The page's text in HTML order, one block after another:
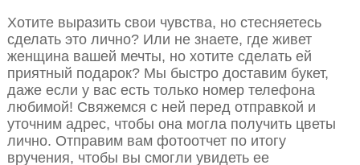
Хотите выразить свои чувства, но стесняетесь
сделать это лично? Или не знаете, где живет
женщина вашей мечты, но хотите сделать ей
приятный подарок? Мы быстро доставим букет,
даже если у вас есть только номер телефона
любимой! Свяжемся с ней перед отправкой и
уточним адрес, чтобы она могла получить цветы
лично. Отправим вам фотоотчет по итогу
вручения, чтобы вы смогли увидеть ее